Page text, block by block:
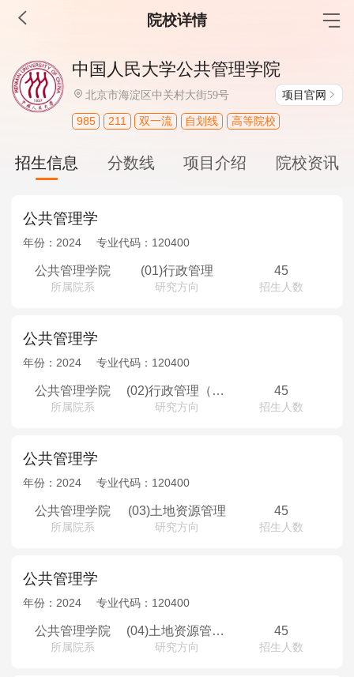
院校详情
MBA工商管理
院校库 考试报名 招生政策 学制学费
报名流程
考试真题
报考经验 招生简章
MEM工程管理
考试真题
报考经验
院校库 考试报名 招生政策
报名流程
MPAcc会计专硕
院校库 考试报名 招生政策 学制学费
报名流程
考试真题
报考经验 招生简章
MTA旅游管理
院校库 考试报名 招生政策
考试真题
报考经验 招生简章
中国人民大学公共管理学院
北京市海淀区中关村大街59号 项目官网
985 211 双一流 自划线 高等院校
招生信息 分数线 项目介绍 院校资讯
公共管理学
年份： 2024 专业代码： 120400
公共管理学院
所属院系
(01)行政管理
研究方向
45
招生人数
公共管理学
年份： 2024 专业代码： 120400
公共管理学院
所属院系
(02)行政管理（少数民族骨干计划）
研究方向
45
招生人数
公共管理学
年份： 2024 专业代码： 120400
公共管理学院
所属院系
(03)土地资源管理
研究方向
45
招生人数
公共管理学
年份： 2024 专业代码： 120400
公共管理学院
所属院系
(04)土地资源管理（少数民族骨干计划）
研究方向
45
招生人数